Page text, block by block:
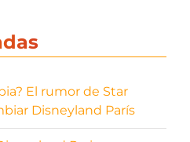
El rumor de Star
Disneyland París